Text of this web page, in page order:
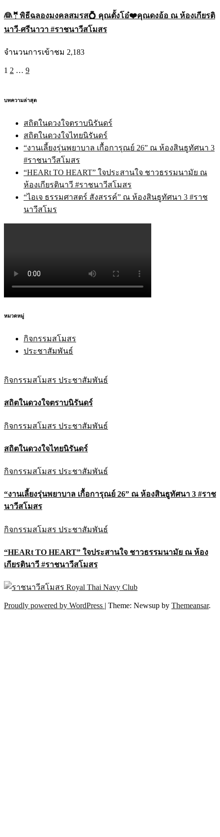
👰🤵พิธีฉลองมงคลสมรส💍 คุณตั้งโอ๋❤️คุณดงอ้อ ณ ห้องเกียรติ
นาวี-ศรีนาวา #ราชนาวีสโมสร
จำนวนการเข้าชม 2,183
Posts
1 2 … 9
บทความล่าสุด
สถิตในดวงใจตราบนิรันดร์
สถิตในดวงใจไทยนิรันดร์
“งานเลี้ยงรุ่นพยาบาล เกื้อการุณย์ 26” ณ ห้องสินธูทัศนา 3
#ราชนาวีสโมสร
“HEARt TO HEART” ใจประสานใจ ชาวธรรมนามัย ณ
ห้องเกียรตินาวี #ราชนาวีสโมสร
“ไอเจ ธรรมศาสตร์ สังสรรค์” ณ ห้องสินธูทัศนา 3 #ราช
นาวีสโมร
หมวดหมู่
กิจกรรมสโมสร
ประชาสัมพันธ์
กิจกรรมสโมสร ประชาสัมพันธ์
สถิตในดวงใจตราบนิรันดร์
กิจกรรมสโมสร ประชาสัมพันธ์
สถิตในดวงใจไทยนิรันดร์
กิจกรรมสโมสร ประชาสัมพันธ์
“งานเลี้ยงรุ่นพยาบาล เกื้อการุณย์ 26” ณ ห้องสินธูทัศนา 3 #ราช
นาวีสโมสร
กิจกรรมสโมสร ประชาสัมพันธ์
“HEARt TO HEART” ใจประสานใจ ชาวธรรมนามัย ณ ห้อง
เกียรตินาวี #ราชนาวีสโมสร
Proudly powered by WordPress | Theme: Newsup by Themeansar.